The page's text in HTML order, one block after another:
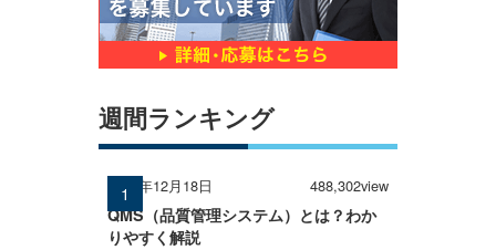
週間ランキング
2024年12月18日 488,302view
QMS（品質管理システム）とは？わか
りやすく解説